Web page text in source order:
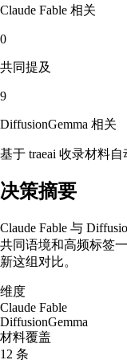
Claude Fable 相关
0
共同提及
9
DiffusionGemma 相关
基于 traeai 收录材料
决策摘要
Claude Fable 与
共同语境和高频标签
新这组对比。
维度
Claude Fable
DiffusionGemma
材料覆盖
12 条